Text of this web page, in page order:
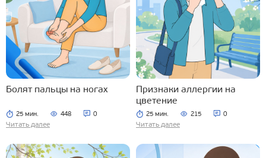
Болят пальцы на ногах
25 мин. 448 0
Читать далее
Признаки аллергии на
цветение
25 мин. 215 0
Читать далее